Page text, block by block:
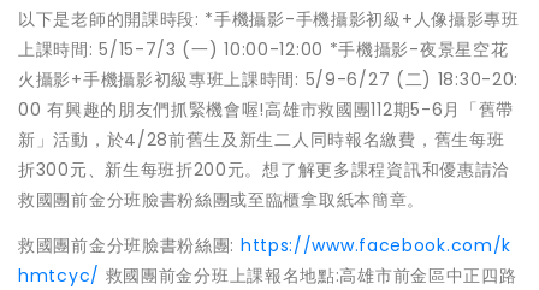
以下是老師的開課時段: *手機攝影-手機攝影初級+人像攝影專班
上課時間: 5/15-7/3 (一) 10:00-12:00 *手機攝影-夜景星空花
火攝影+手機攝影初級專班上課時間: 5/9-6/27 (二) 18:30-20:
00 有興趣的朋友們抓緊機會喔!高雄市救國團112期5-6月「舊帶
新」活動，於4/28前舊生及新生二人同時報名繳費，舊生每班
折300元、新生每班折200元。想了解更多課程資訊和優惠請洽
救國團前金分班臉書粉絲團或至臨櫃拿取紙本簡章。
救國團前金分班臉書粉絲團: https://www.facebook.com/k
hmtcyc/ 救國團前金分班上課報名地點:高雄市前金區中正四路